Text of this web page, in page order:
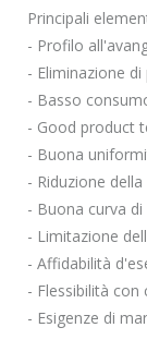
Principali
- Profilo
- Eliminazione
- Basso
- Good product
- Buona
- Riduzione
- Buona curva
- Limitazione
- Affidabilità
- Flessibilità con
- Esigenze di